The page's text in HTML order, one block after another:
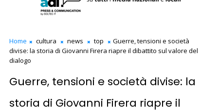
Home cultura news top
Guerre, tensioni e società
divise: la storia di Giovanni Firera riapre il dibattito sul valore del
dialogo
Guerre, tensioni e società divise: la
storia di Giovanni Firera riapre il